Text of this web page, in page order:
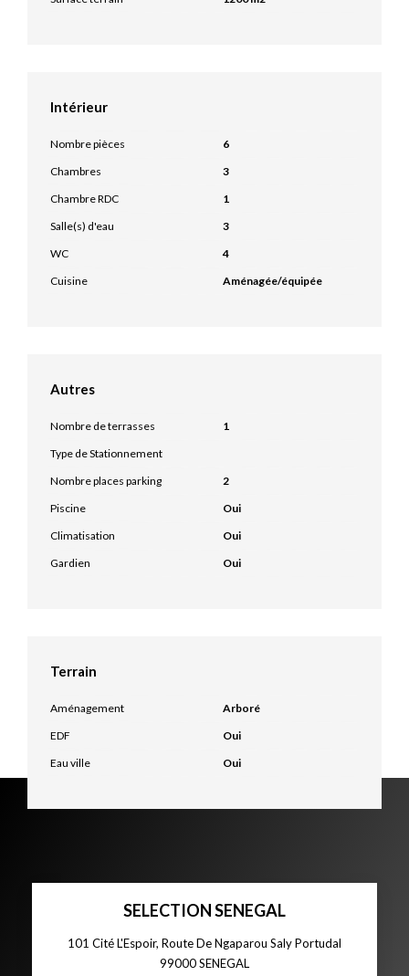
Intérieur
Nombre pièces
6
Chambres
3
Chambre RDC
1
Salle(s) d'eau
3
WC
4
Cuisine
Aménagée/équipée
Autres
Nombre de terrasses
1
Type de Stationnement
Nombre places parking
2
Piscine
Oui
Climatisation
Oui
Gardien
Oui
Terrain
Aménagement
Arboré
EDF
Oui
Eau ville
Oui
SELECTION SENEGAL
101 Cité L'Espoir, Route De Ngaparou Saly Portudal
99000SENEGAL